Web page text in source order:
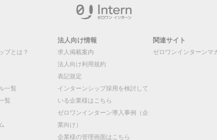
プとは？
一覧
覧
法人向け情報
求人掲載案内
法人向け利用規約
表記規定
インターンシップ採用を検討して
いる企業様はこちら
ゼロワンインターン導入事例（企
業向け）
企業様の管理画面はこちら
関連サイト
ゼロワンインターンマ